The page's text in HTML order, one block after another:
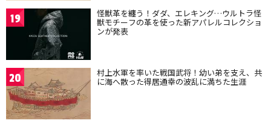
19 怪獣革を纏う！ダダ、エレキング…ウルトラ怪
獣モチーフの革を使った新アパレルコレクショ
ンが発表
20 村上水軍を率いた戦国武将！幼い弟を支え、共
に海へ散った得居通幸の波乱に満ちた生涯